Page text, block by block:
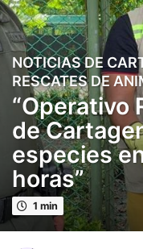
3
a
ñ
o
s
p
u
b
l
NOTICIAS DE
RESCATES DE
“Operativo
de
especies
horas”
1 min